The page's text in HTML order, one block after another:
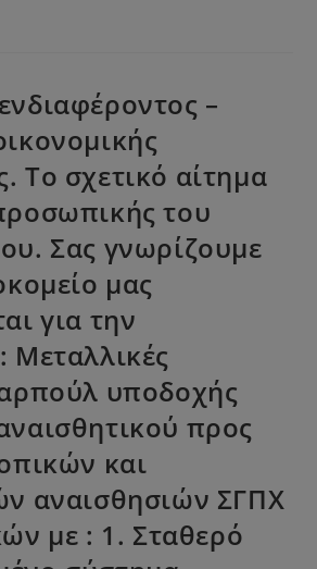
–
Το σχετικό αίτημα
του
Σας γνωρίζουμε
μας
για την
Μεταλλικές
υποδοχής
προς
και
αναισθησιών ΣΓΠΧ
με : 1. Σταθερό